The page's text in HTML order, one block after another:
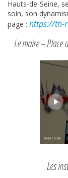
Hauts-de-Seine,
soin, son
page :https://th-
Le maire – Place
Les